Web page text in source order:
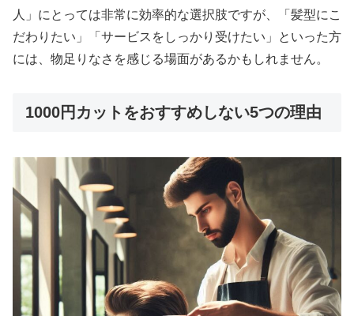
人」にとっては非常に効率的な選択肢ですが、「髪型にこ
だわりたい」「サービスをしっかり受けたい」といった方
には、物足りなさを感じる場面があるかもしれません。
1000円カットをおすすめしない5つの理由